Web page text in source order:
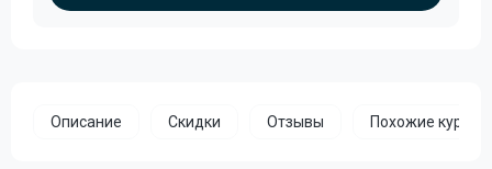
Описание Скидки Отзывы Похожие курсы